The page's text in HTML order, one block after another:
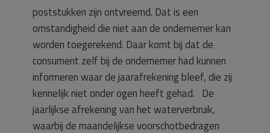
poststukken zijn ontvreemd. Dat is een
omstandigheid die niet aan de ondernemer kan
worden toegerekend. Daar komt bij dat de
consument zelf bij de ondernemer had kunnen
informeren waar de jaarafrekening bleef, die zij
kennelijk niet onder ogen heeft gehad. De
jaarlijkse afrekening van het waterverbruik,
waarbij de maandelijkse voorschotbedragen